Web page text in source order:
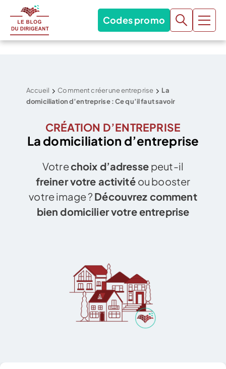
Codes promo
Accueil Comment créer une entreprise
La
domiciliation d’entreprise : Ce qu’il faut savoir
CRÉATION D’ENTREPRISE
La domiciliation d’entreprise
Votrechoix d’adresse peut-il
freiner votre activité ou booster
votre image ? Découvrez comment
bien domicilier votre entreprise